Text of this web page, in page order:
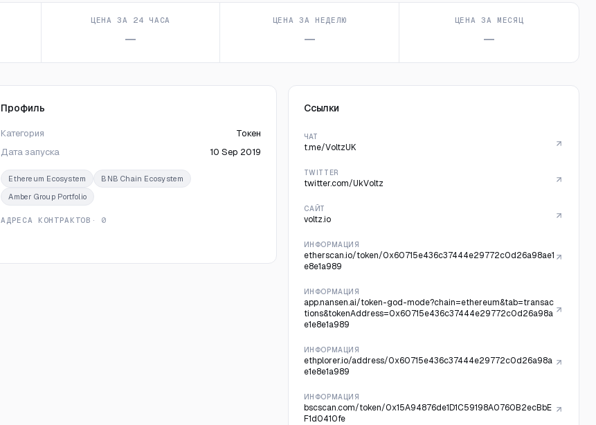
ЦЕНА ЗА 24 ЧАСА
—
ЦЕНА ЗА НЕДЕЛЮ
—
ЦЕНА ЗА МЕСЯЦ
—
Профиль
Категория
Токен
Дата запуска
10 Sep 2019
Ethereum Ecosystem
BNB Chain Ecosystem
Amber Group Portfolio
АДРЕСА КОНТРАКТОВ · 0
Ссылки
ЧАТ
t.me/VoltzUK
TWITTER
twitter.com/UkVoltz
САЙТ
voltz.io
ИНФОРМАЦИЯ
etherscan.io/token/0x60715e436c37444e29772c0d26a98ae1
e8e1a989
ИНФОРМАЦИЯ
app.nansen.ai/token-god-mode?chain=ethereum&tab=transac
tions&tokenAddress=0x60715e436c37444e29772c0d26a98a
e1e8e1a989
ИНФОРМАЦИЯ
ethplorer.io/address/0x60715e436c37444e29772c0d26a98a
e1e8e1a989
ИНФОРМАЦИЯ
bscscan.com/token/0x15A94876de1D1C59198A0760B2ecBbE
F1d0410fe